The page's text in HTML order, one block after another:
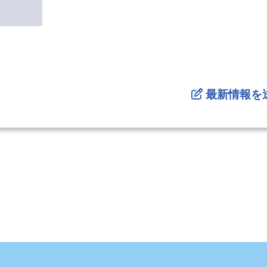
最新情報を